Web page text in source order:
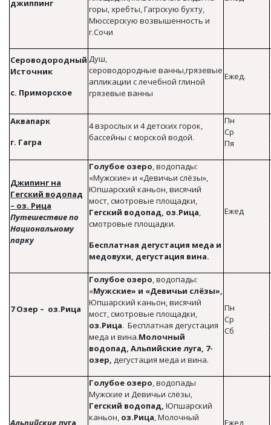
джиппинг
горы, хребты, Гагрскую бухту,
Мюссерскую возвышенность и
г.Сочи
Сероводородный
Источник
с. Приморское
Душ,
сероводородные ванны,грязевые
апликации с лечебной глиной
грязевые ванны
Ежед.
Аквапарк
г. Гагра
4 взрослых и 4 детских горок,
бассейны с морской водой.
Пн
Ср
Пя
Джипинг на
Гегский водопад
– оз. Рица
Путешествие по
Национальному
парку
Голубое озеро, водопады:
«Мужские» и «Девичьи слёзы»,
Юпшарский каньон, висячий
мост, смотровые площадки,
Гегский водопад, оз.Рица,
смотровые площадки.
Бесплатная дегустация меда и
медовухи, дегустация вина.
Ежед
7 Озер – оз.Рица
Голубое озеро, водопады:
«Мужские» и «Девичьи слёзы»,
Юпшарский каньон, висячий
мост, смотровые площадки,
оз.Рица. Бесплатная дегустация
меда и вина.Молочный
водопад, Альпийские луга, 7-
озер, дегустация меда и вина.
Пн
Ср
Сб
Альпийскиелуга
Голубое озеро, водопады
Мужские и Девичьи слёзы,
Гегский водопад, Юпшарский
каньон, оз.Рица, Молочный
Ежед